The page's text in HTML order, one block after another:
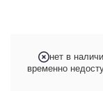
нет в
временно